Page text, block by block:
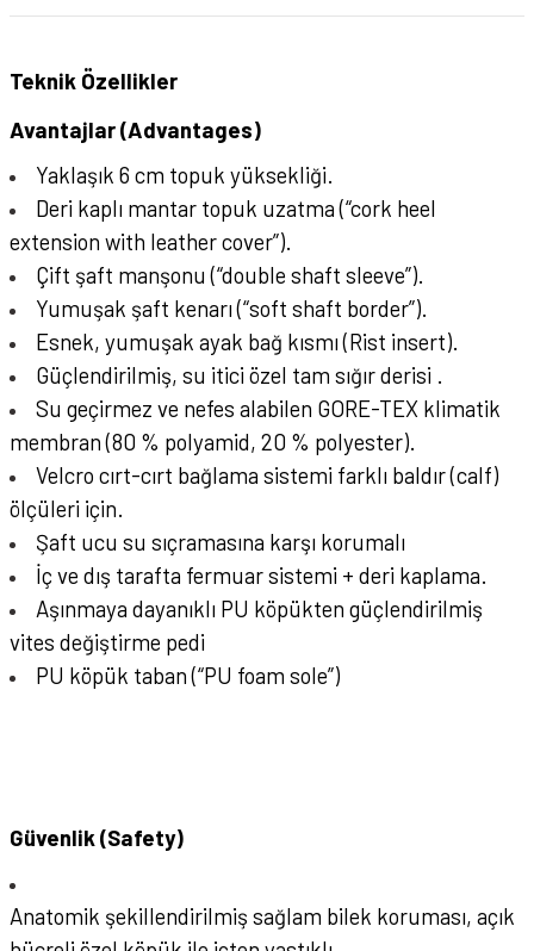
Teknik Özellikler
Avantajlar (Advantages)
Yaklaşık 6 cm topuk yüksekliği.
Deri kaplı mantar topuk uzatma (“cork heel
extension with leather cover”).
Çift şaft manşonu (“double shaft sleeve”).
Yumuşak şaft kenarı (“soft shaft border”).
Esnek, yumuşak ayak bağ kısmı (Rist insert).
Güçlendirilmiş, su itici özel tam sığır derisi .
Su geçirmez ve nefes alabilen GORE-TEX klimatik
membran (80 % polyamid, 20 % polyester).
Velcro cırt-cırt bağlama sistemi farklı baldır (calf)
ölçüleri için.
Şaft ucu su sıçramasına karşı korumalı
İç ve dış tarafta fermuar sistemi + deri kaplama.
Aşınmaya dayanıklı PU köpükten güçlendirilmiş
vites değiştirme pedi
PU köpük taban (“PU foam sole”)
Güvenlik (Safety)
Anatomik şekillendirilmiş sağlam bilek koruması, açık